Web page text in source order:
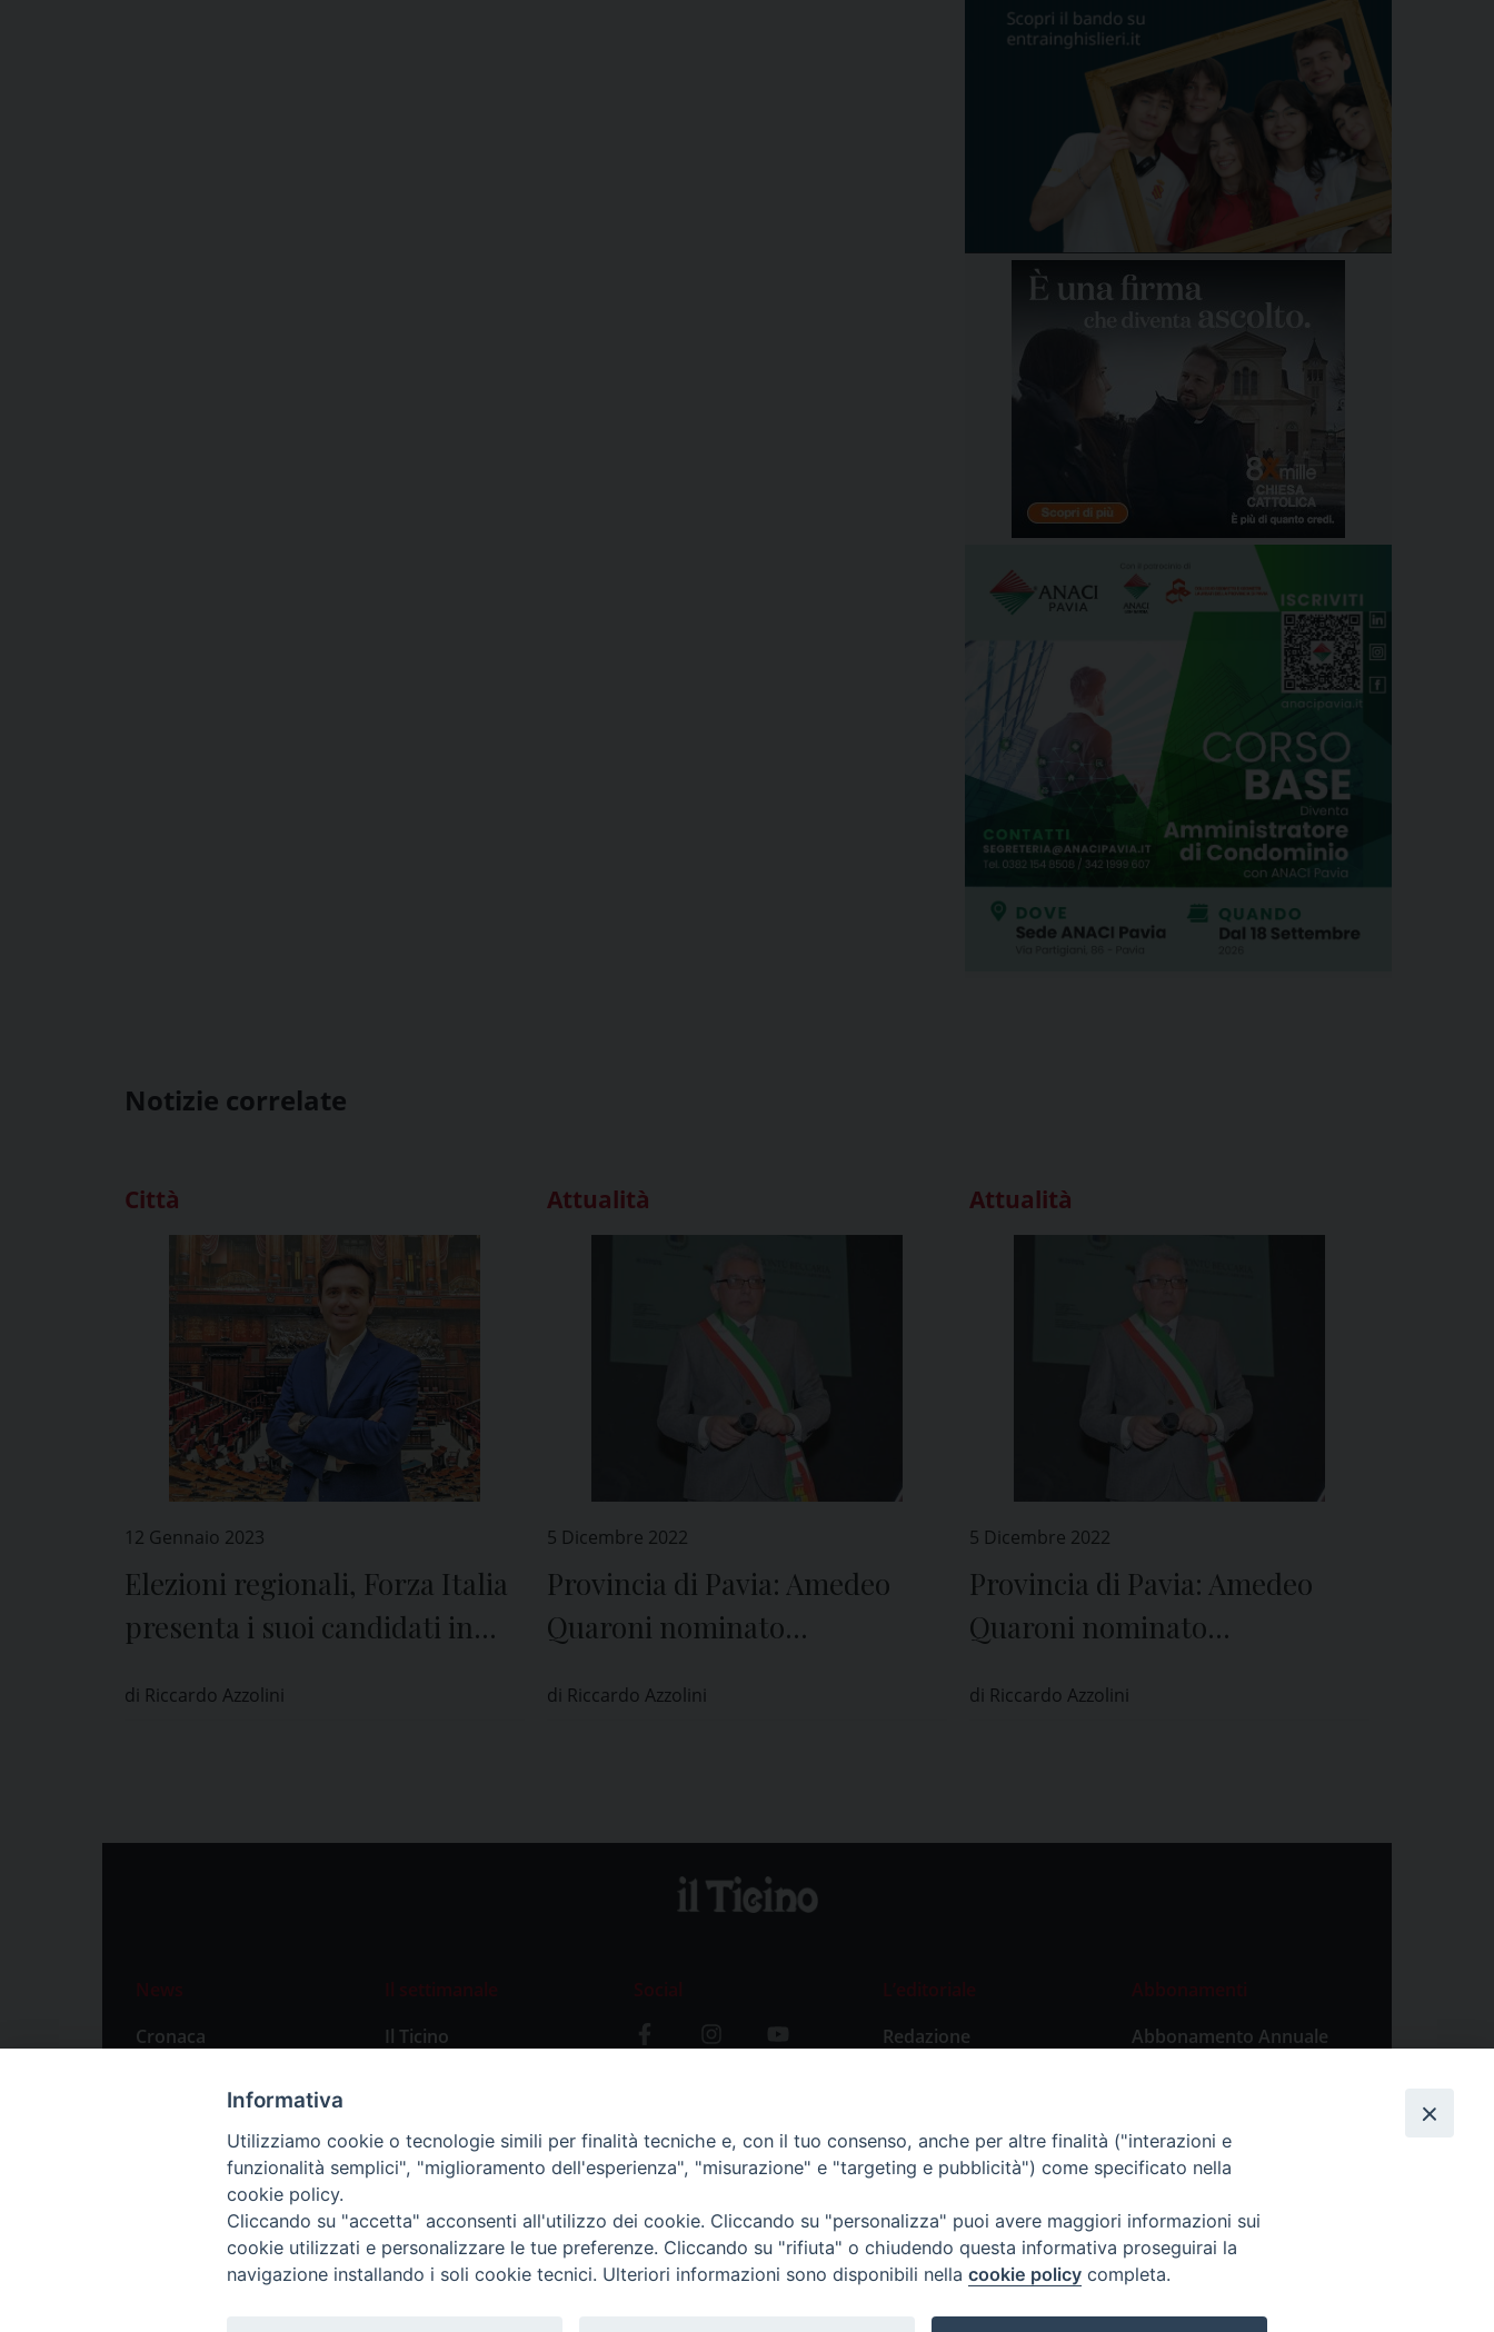
Notizie correlate
Città
12 Gennaio 2023
Elezioni regionali, Forza Italia
presenta i suoi candidati in
di Riccardo Azzolini
Attualità
5 Dicembre 2022
Provincia di Pavia: Amedeo
Quaroni nominato
di Riccardo Azzolini
Attualità
5 Dicembre 2022
Provincia di Pavia: Amedeo
Quaroni nominato
di Riccardo Azzolini
News
Cronaca
Primo Piano
Il settimanale
Il Ticino
Social
L’editoriale
Redazione
Abbonamenti
Abbonamento Annuale
Abbonamento Singola
Informativa
Utilizziamo cookie o tecnologie simili per finalità tecniche e, con il tuo consenso, anche per altre finalità ("interazioni e
funzionalità semplici", "miglioramento dell'esperienza", "misurazione" e "targeting e pubblicità") come specificato nella
cookie policy.
Cliccando su "accetta" acconsenti all'utilizzo dei cookie. Cliccando su "personalizza" puoi avere maggiori informazioni sui
cookie utilizzati e personalizzare le tue preferenze. Cliccando su "rifiuta" o chiudendo questa informativa proseguirai la
navigazione installando i soli cookie tecnici. Ulteriori informazioni sono disponibili nella cookie policy completa.